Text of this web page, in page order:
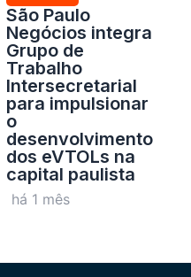
São Paulo
Negócios integra
Grupo de
Trabalho
Intersecretarial
para impulsionar
o
desenvolvimento
dos eVTOLs na
capital paulista
há 1 mês